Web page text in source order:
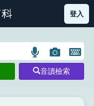
部首索引表圖示
登入
語
言
搜
圖
片
搜
開
鍵
圖
音讀檢索